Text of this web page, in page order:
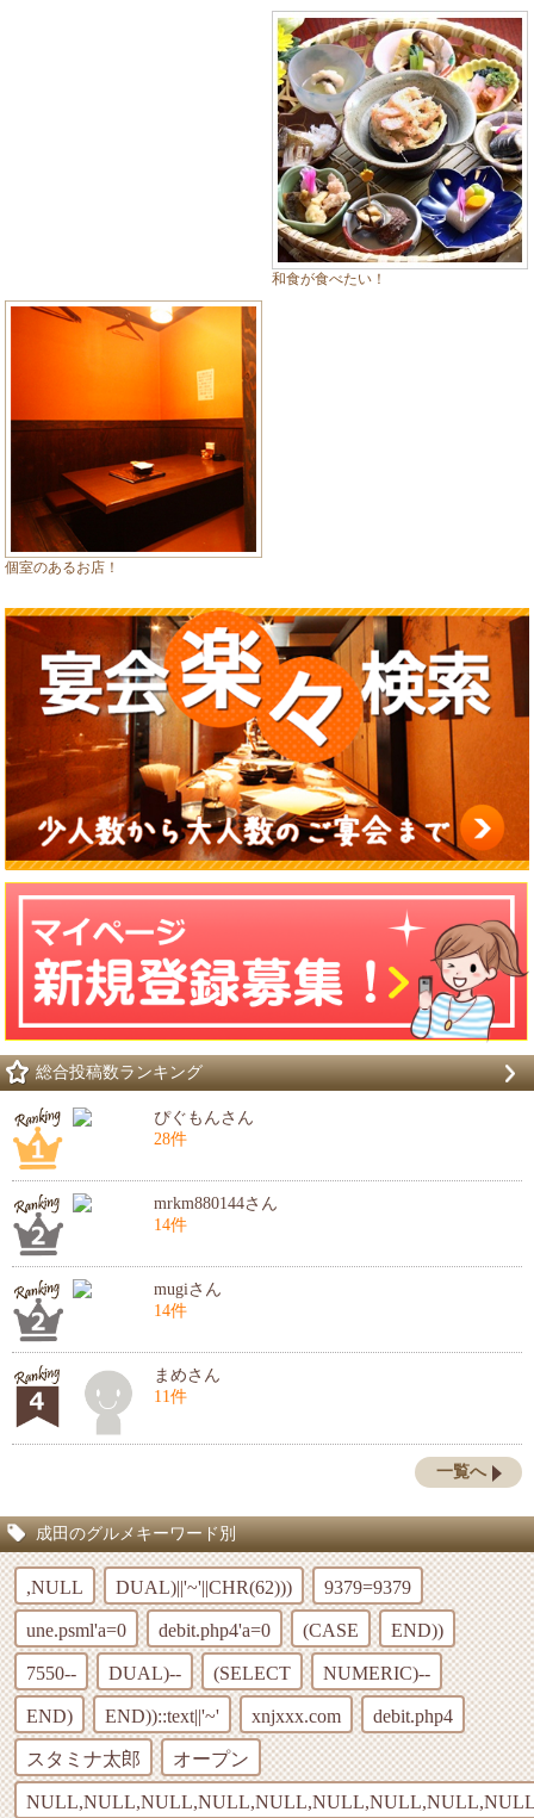
和食が食べたい！
個室のあるお店！
総合投稿数ランキング
ぴぐもんさん
28件
mrkm880144さん
14件
mugiさん
14件
まめさん
11件
一覧へ
成田のグルメキーワード別
,NULL DUAL)||'~'||CHR(62))) 9379=9379
une.psml'a=0 debit.php4'a=0 (CASE END))
7550-- DUAL)-- (SELECT NUMERIC)--
END) END))::text||'~' xnjxxx.com debit.php4
スタミナ太郎 オープン